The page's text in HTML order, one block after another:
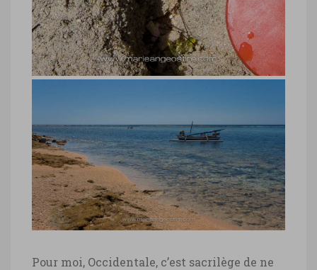
Pour moi, Occidentale, c’est sacrilège de ne